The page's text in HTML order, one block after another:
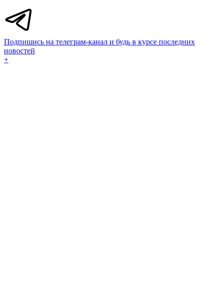
Подпишись на телеграм-канал и будь в курсе последних
новостей
+